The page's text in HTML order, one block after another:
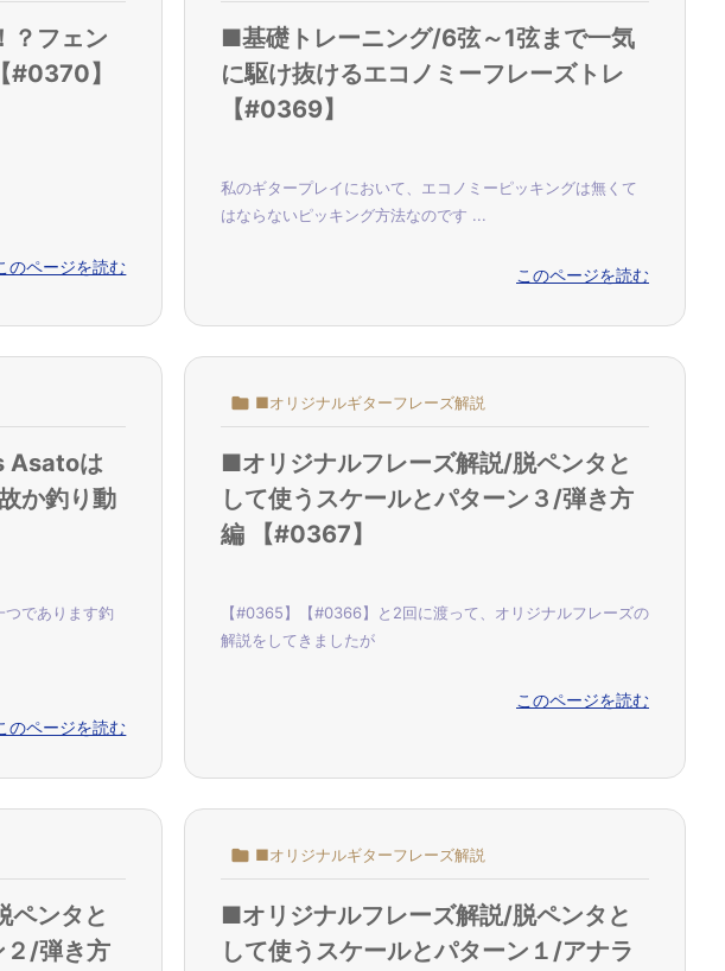
？フェン
#0370】
のページを読む
■基礎トレーニング/6弦～1弦まで一気
に駆け抜けるエコノミーフレーズトレ
【#0369】
私のギタープレイにおいて、エコノミーピッキングは無くて
はならないピッキング方法なのです ...
このページを読む
Asatoは
か釣り動
であります釣
のページを読む
 ■オリジナルギターフレーズ解説
■オリジナルフレーズ解説/脱ペンタと
して使うスケールとパターン３/弾き方
編 【#0367】
【#0365】【#0366】と2回に渡って、オリジナルフレーズの
解説をしてきましたが
このページを読む
ペンタと
２/弾き方
 ■オリジナルギターフレーズ解説
■オリジナルフレーズ解説/脱ペンタと
して使うスケールとパターン１/アナラ